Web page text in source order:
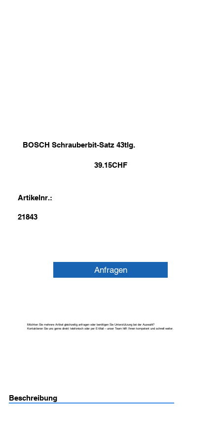
BOSCH Schrauberbit-Satz 43tlg.
39.15CHF
Artikelnr.:
21843
Anfragen
Möchten Sie mehrere Artikel gleichzeitig anfragen oder benötigen Sie Unterstützung bei der Auswahl?
Kontaktieren Sie uns gerne direkt telefonisch oder per E-Mail – unser Team hilft Ihnen kompetent und schnell weiter.
Beschreibung